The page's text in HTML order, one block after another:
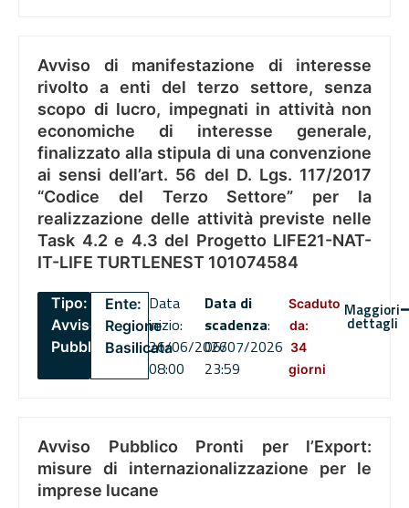
Avviso di manifestazione di interesse
rivolto a enti del terzo settore, senza
scopo di lucro, impegnati in attività non
economiche di interesse generale,
finalizzato alla stipula di una convenzione
ai sensi dell’art. 56 del D. Lgs. 117/2017
“Codice del Terzo Settore” per la
realizzazione delle attività previste nelle
Task 4.2 e 4.3 del Progetto LIFE21-NAT-
IT-LIFE TURTLENEST 101074584
Tipo:
Avviso
Pubblico
Ente:
Regione
Basilicata
Data
inizio:
26/06/2026
08:00
Data di
scadenza:
06/07/2026
23:59
Scaduto
da:
34
giorni
Maggiori
dettagli
Avviso Pubblico Pronti per l’Export:
misure di internazionalizzazione per le
imprese lucane